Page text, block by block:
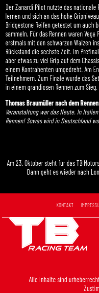
Der Zanardi Pilot nutzte das nationale
lernen und sich an das hohe
Bridgestone Reifen getestet um auch
sammeln. Für das Rennen waren
erstmals mit den schwarzen Walzen
Rückstand die sechste Zeit. Im
aber etwas zu viel Grip auf dem
einem Kontrahenten umgedreht. Am
Teilnehmern. Zum Finale wurde das
in einem grandiosen Rennen zum Sieg.
Thomas Braumüller nach dem
Veranstaltung war das Heute. In
Rennen! Sowas wird in Deutschland
Am 23. Oktober steht für das TB
Dann geht es wieder nach
KONTAKT
Alle Inhalte sind